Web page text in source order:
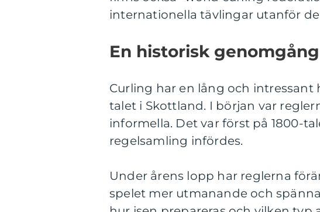
internationella tävlingar utanför
En historisk
Curling har en lång och intressant
talet i Skottland. I början var
informella. Det var först på 1800-
regelsamling infördes.
Under årens lopp har reglerna
spelet mer utmanande och